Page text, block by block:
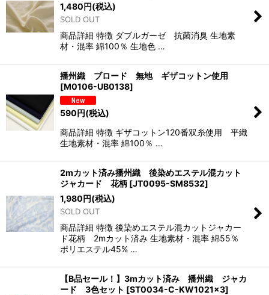
1,480円(税込)
SOLD OUT
商品詳細 特徴 ダブルガーゼ 抗菌消臭 生地素
材・混率 綿100％ 生地色 …
播州織 ブロード 無地 ギザコットン使用
[M0106-UB0138]
590円(税込)
商品詳細 特徴 ギザコットン120番双糸使用 平織
生地素材・混率 綿100％ …
2mカット済み播州織 後染めエステル混カット
ジャカード 花柄 [JT0095-SM8532]
1,980円(税込)
SOLD OUT
商品詳細 特徴 後染めエステル混カットジャカー
ド花柄 2mカット済み 生地素材・混率 綿55％
ポリエステル45% …
【B品セール！】3mカット済み 播州織 ジャカ
ード 3色セット [ST0034-C-KW1021×3]